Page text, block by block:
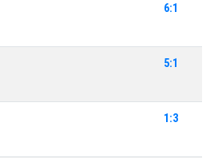
6:1
5:1
1:3